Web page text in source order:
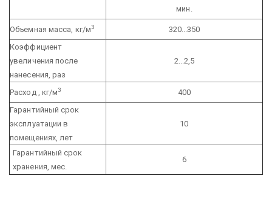
мин.
Объемная масса, кг/м3
320...350
Коэффициент
увеличения после
нанесения, раз
2...2,5
Расход , кг/м3
400
Гарантийный срок
эксплуатации в
помещениях, лет
10
Гарантийный срок
хранения, мес.
6